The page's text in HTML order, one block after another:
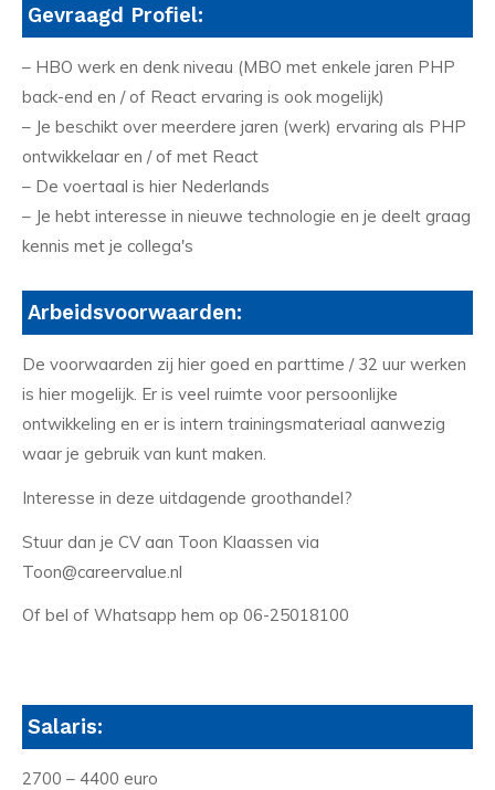
Gevraagd Profiel:
– HBO werk en denk niveau (MBO met enkele jaren PHP
back-end en / of React ervaring is ook mogelijk)
– Je beschikt over meerdere jaren (werk) ervaring als PHP
ontwikkelaar en / of met React
– De voertaal is hier Nederlands
– Je hebt interesse in nieuwe technologie en je deelt graag
kennis met je collega's
Arbeidsvoorwaarden:
De voorwaarden zij hier goed en parttime / 32 uur werken
is hier mogelijk. Er is veel ruimte voor persoonlijke
ontwikkeling en er is intern trainingsmateriaal aanwezig
waar je gebruik van kunt maken.
Interesse in deze uitdagende groothandel?
Stuur dan je CV aan Toon Klaassen via
Toon@careervalue.nl
Of bel of Whatsapp hem op 06-25018100
Salaris:
2700 – 4400 euro